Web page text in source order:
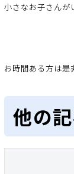
小さなお子さんが
お時間ある方は
他の